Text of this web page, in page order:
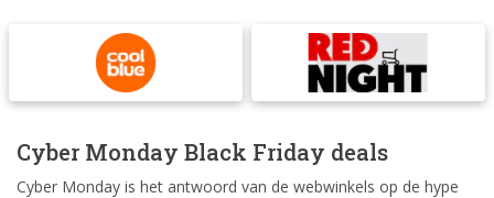
Cyber Monday Black Friday deals
Cyber Monday is het antwoord van de webwinkels op de hype